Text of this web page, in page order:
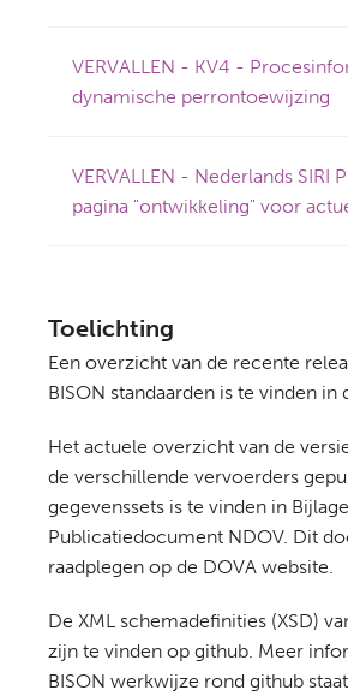
VERVALLEN - KV4 -
dynamische perrontoewijzing
VERVALLEN - Nederlands SIRI
pagina "ontwikkeling" voor
Toelichting
Een overzicht van de recente
BISON standaarden is te vinden in
Het actuele overzicht van de
de verschillende vervoerders
gegevenssets is te vinden in
Publicatiedocument NDOV. Dit
raadplegen op de DOVA website.
De XML schemadefinities (XSD)
zijn te vinden op github. Meer
BISON werkwijze rond github